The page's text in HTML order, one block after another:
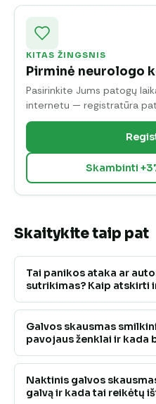
KITAS ŽINGSNIS
Pirminė neurologo
Pasirinkite Jums patogų
internetu — registratūra
Skambinti
Skaitykite taip pat
Tai panikos ataka ar
sutrikimas? Kaip atskirti
Galvos skausmas
pavojaus ženklai ir kada
Naktinis galvos
galvą ir kada tai reikėtų